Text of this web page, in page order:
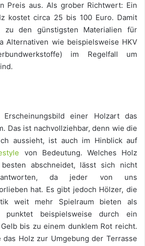
Preis aus. Als grober Richtwert: Ein
kostet circa 25 bis 100 Euro. Damit
den günstigsten Materialien für
Alternativen wie beispielsweise HKV
im Regelfall um
einer Holzart das
Das ist nachvollziehbar, denn wie die
aussieht, ist auch im Hinblick auf
von Bedeutung. Welches Holz
abschneidet, lässt sich nicht
da jeder von uns
hat. Es gibt jedoch Hölzer, die
weit mehr Spielraum bieten als
punktet beispielsweise durch ein
bis zu einem dunklem Rot reicht.
Holz zur Umgebung der Terrasse